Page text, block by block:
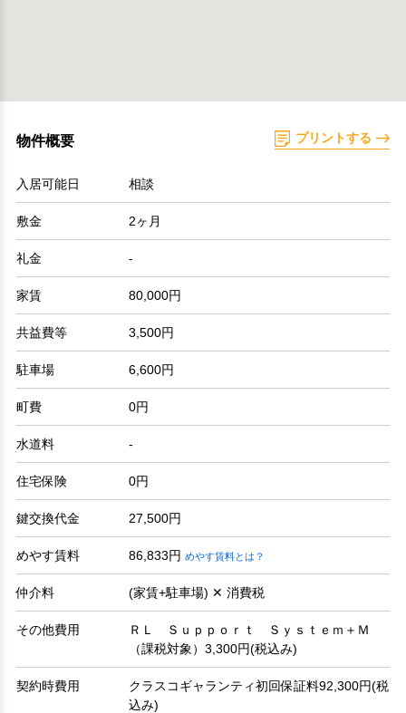
物件概要 プリントする
入居可能日 相談
敷金 2ヶ月
礼金 -
家賃 80,000円
共益費等 3,500円
駐車場 6,600円
町費 0円
水道料 -
住宅保険 0円
鍵交換代金 27,500円
めやす賃料 86,833円 めやす賃料とは？
仲介料 (家賃+駐車場) ✕ 消費税
その他費用
ＲＬ Ｓｕｐｐｏｒｔ Ｓｙｓｔｅｍ＋Ｍ
（課税対象）3,300円(税込み)
契約時費用
クラスコギャランティ初回保証料92,300円(税
込み)